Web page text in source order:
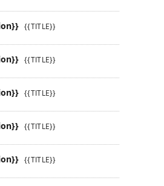
{{TITLE}}
{{TITLE}}
{{TITLE}}
{{TITLE}}
{{TITLE}}